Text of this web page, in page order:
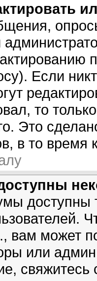
Если
то
Это
в то
доступны
вам может
или
свяжитесь